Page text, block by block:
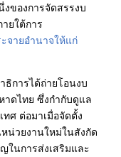
ของการจัดสรรงบ
ยใต้การ
จายอำนาจให้แก่
ธิการได้ถ่ายโอนงบ
าดไทย ซึ่งกำกับดูแล
ศ ต่อมาเมื่อจัดตั้ง
น่วยงานใหม่ในสังกัด
ในการส่งเสริมและ